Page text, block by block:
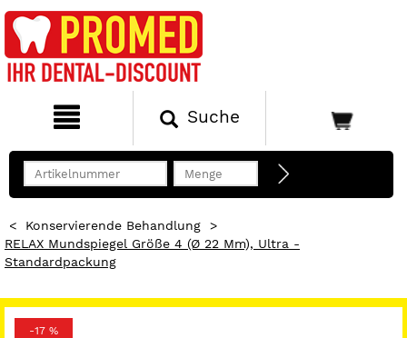
Suche
< Konservierende Behandlung
>
RELAX Mundspiegel Größe 4 (Ø 22 Mm), Ultra -
Standardpackung
-17 %